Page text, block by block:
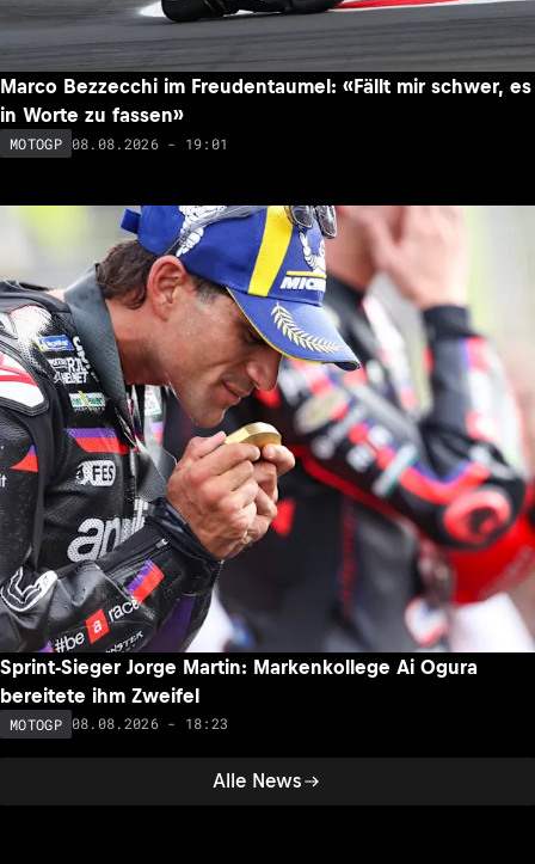
Alle News
Marco Bezzecchi im Freudentaumel: «Fällt mir schwer, es
in Worte zu fassen»
MOTOGP 08.08.2026 - 19:01
Sprint-Sieger Jorge Martin: Markenkollege Ai Ogura
bereitete ihm Zweifel
MOTOGP 08.08.2026 - 18:23